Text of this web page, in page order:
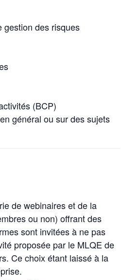
gestion des risques
(BCP)
général ou sur des sujets
de webinaires et de la
ou non) offrant des
sont invitées à ne pas
proposée par le MLQE de
Ce choix étant laissé à la